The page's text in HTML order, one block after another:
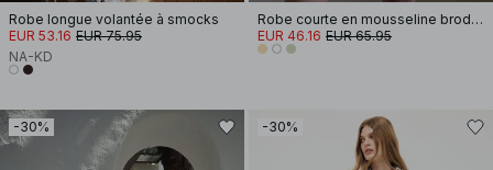
Robe longue volantée à smocks
EUR 53.16 EUR 75.95
NA-KD
Robe courte en mousseline brodée à manches longues
EUR 46.16 EUR 65.95
-30% -30%